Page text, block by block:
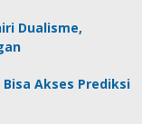
Dualisme,
Akses Prediksi